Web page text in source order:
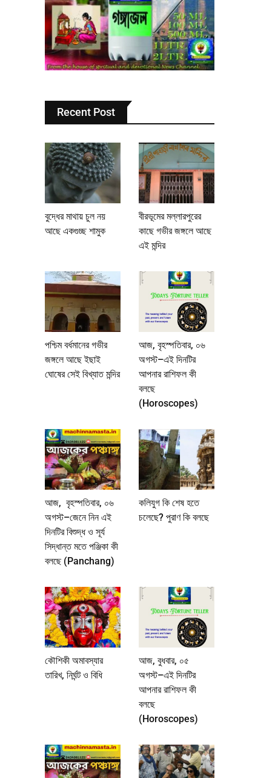
Recent Post
বুদ্ধের মাথায় চুল নয়
আছে একগুচ্ছ শামুক
বীরভূমের মল্লারপুরের
কাছে গভীর জঙ্গলে আছে
এই মন্দির
পশ্চিম বর্ধমানের গভীর
জঙ্গলে আছে ইছাই
ঘোষের সেই বিখ্যাত মন্দির
আজ, বৃহস্পতিবার, ০৬
অগস্ট–এই দিনটির
আপনার রাশিফল কী
বলছে
(Horoscopes)
আজ, বৃহস্পতিবার, ০৬
অগস্ট–জেনে নিন এই
দিনটির বিশুদ্ধ ও সূর্য
সিদ্ধান্ত মতে পঞ্জিকা কী
বলছে (Panchang)
কলিযুগ কি শেষ হতে
চলেছে? পুরাণ কি বলছে
কৌশিকী অমাবস্যার
তারিখ, নির্ঘন্ট ও বিধি
আজ, বুধবার, ০৫
অগস্ট–এই দিনটির
আপনার রাশিফল কী
বলছে
(Horoscopes)